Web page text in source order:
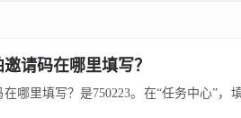
请码在哪里填写？
哪里填写？是750223。在“任务中心”，